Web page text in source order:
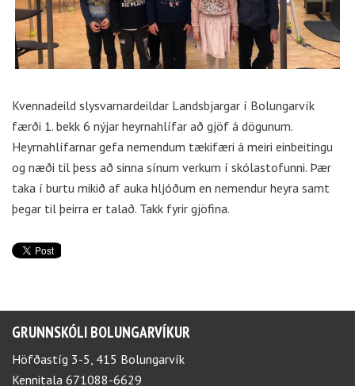
Kvennadeild slysvarnardeildar Landsbjargar í Bolungarvík
færði 1. bekk 6 nýjar heyrnahlífar að gjöf á dögunum.
Heyrnahlífarnar gefa nemendum tækifæri á meiri einbeitingu
og næði til þess að sinna sínum verkum í skólastofunni. Þær
taka í burtu mikið af auka hljóðum en nemendur heyra samt
þegar til þeirra er talað. Takk fyrir gjöfina.
GRUNNSKÓLI BOLUNGARVÍKUR
Höfðastíg 3-5, 415 Bolungarvík
Kennitala 671088-6629